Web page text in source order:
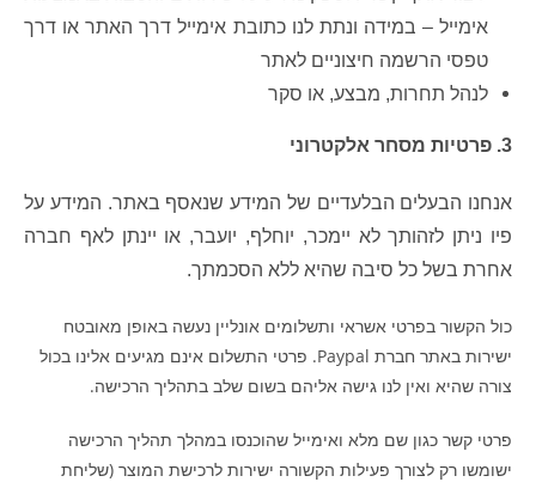
אימייל – במידה ונתת לנו כתובת אימייל דרך האתר או דרך
טפסי הרשמה חיצוניים לאתר
לנהל תחרות, מבצע, או סקר
3. פרטיות מסחר אלקטרוני
אנחנו הבעלים הבלעדיים של המידע שנאסף באתר. המידע על
פיו ניתן לזהותך לא יימכר, יוחלף, יועבר, או יינתן לאף חברה
אחרת בשל כל סיבה שהיא ללא הסכמתך.
כול הקשור בפרטי אשראי ותשלומים אונליין נעשה באופן מאובטח
ישירות באתר חברת Paypal. פרטי התשלום אינם מגיעים אלינו בכול
צורה שהיא ואין לנו גישה אליהם בשום שלב בתהליך הרכישה.
פרטי קשר כגון שם מלא ואימייל שהוכנסו במהלך תהליך הרכישה
ישומשו רק לצורך פעילות הקשורה ישירות לרכישת המוצר (שליחת